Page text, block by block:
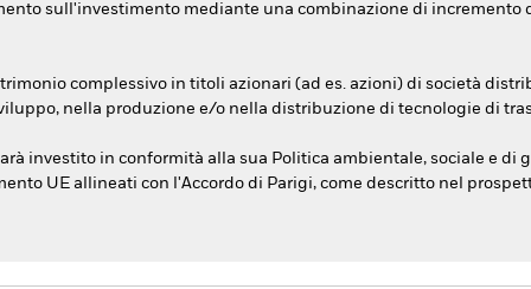
sull'investimento mediante una combinazione di incremento
complessivo in titoli azionari (ad es. azioni) di società
nella produzione e/o nella distribuzione di tecnologie di
investito in conformità alla sua Politica ambientale, sociale e di
UE allineati con l'Accordo di Parigi, come descritto nel